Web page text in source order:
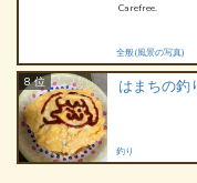
Carefree.
全般(風景の写真)
8 位 はまちの釣
釣り